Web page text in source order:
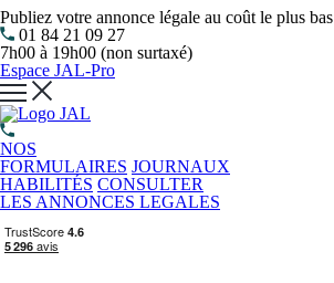
Publiez votre annonce légale au coût le plus bas
01 84 21 09 27
7h00 à 19h00 (non surtaxé)
Espace JAL-Pro
NOS
FORMULAIRES JOURNAUX
HABILITÉS CONSULTER
LES ANNONCES LEGALES